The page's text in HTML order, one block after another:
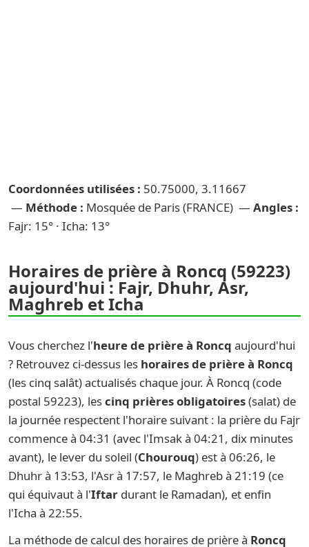
Coordonnées utilisées : 50.75000, 3.11667
— Méthode : Mosquée de Paris (FRANCE) — Angles :
Fajr: 15° · Icha: 13°
Horaires de prière à Roncq (59223)
aujourd'hui : Fajr, Dhuhr, Asr,
Maghreb et Icha
Vous cherchez l'heure de prière à Roncq aujourd'hui
? Retrouvez ci-dessus les horaires de prière à Roncq
(les cinq salât) actualisés chaque jour. À Roncq (code
postal 59223), lescinq prières obligatoires(salat) de
la journée respectent l'horaire suivant : la prière du Fajr
commence à 04:31 (avec l'Imsak à 04:21, dix minutes
avant), le lever du soleil (Chourouq) est à 06:26, le
Dhuhr à 13:53, l'Asr à 17:57, le Maghreb à 21:19 (ce
qui équivaut à l'Iftar durant le Ramadan), et enfin
l'Icha à 22:55.
La méthode de calcul des horaires de prière à Roncq